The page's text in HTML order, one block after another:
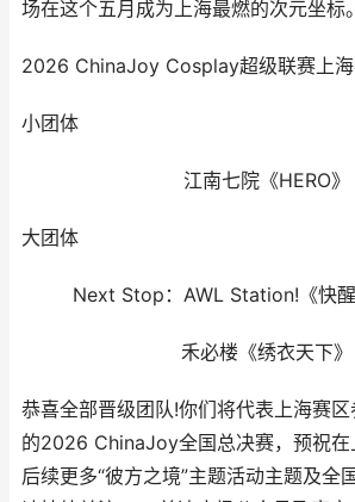
场在这个五月成为上海最燃的次元坐标。
2026 ChinaJoy Cosplay超级联赛上
小团体
江南七院《HERO》
大团体
Next Stop：AWL Station!《快醒
禾必楼《绣衣天下》
恭喜全部晋级团队!你们将代表上海赛
的2026 ChinaJoy全国总决赛，预祝在
后续更多“彼方之境”主题活动主题及全